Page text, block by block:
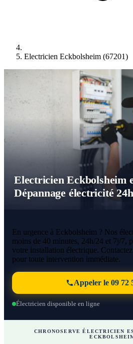
Electricien Eckbolsheim (67201)
Electricien Eckbolsheim
Dépannage électricité
En urgence à Eckbolsheim ? Nos
moins de 40 minutes, 24h/24 et 7j/7,
votre installation électrique.
pour toute intervention immédiate.
Appeler le 09 72
Électricien disponible en ligne
CHRONOSERVE ÉLECTRICIEN